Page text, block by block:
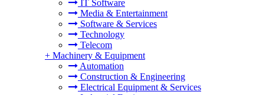
IT Software
Media & Entertainment
Software & Services
Technology
Telecom
+ Machinery & Equipment
Automation
Construction & Engineering
Electrical Equipment & Services